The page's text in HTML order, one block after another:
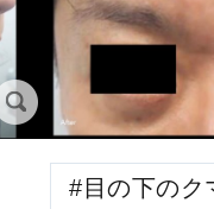
目の下のク